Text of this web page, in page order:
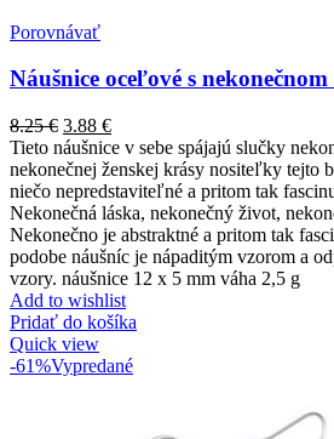
Porovnávať
Náušnice oceľové s
8.25€ 3.88 €
Tieto náušnice v sebe spájajú slučky
nekonečnej ženskej krásy nositeľky tejto
niečo nepredstaviteľné a pritom tak
Nekonečná láska, nekonečný život,
Nekonečno je abstraktné a pritom tak
podobe náušníc je nápaditým vzorom a
vzory. náušnice 12 x 5 mm váha 2,5 g
Add to wishlist
Pridať do košíka
Quick view
-61%Vypredané